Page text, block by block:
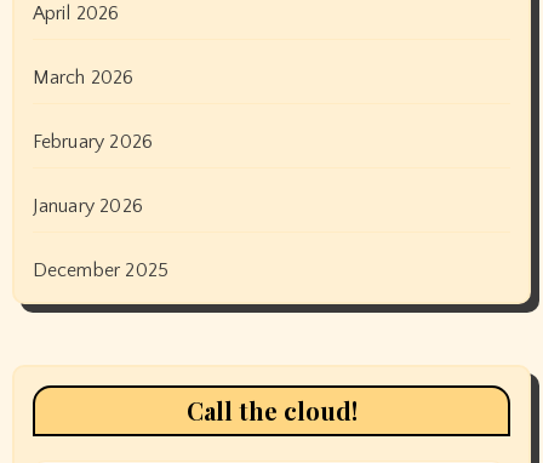
April 2026
March 2026
February 2026
January 2026
December 2025
Call the cloud!